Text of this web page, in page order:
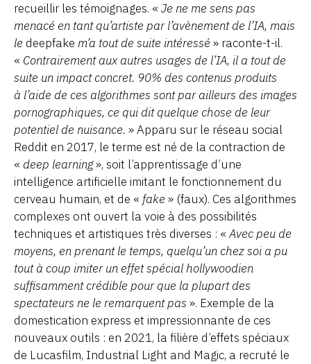
recueillir les témoignages. « Je ne me sens pas
menacé en tant qu’artiste par l’avènement de l’IA, mais
le deepfake m’a tout de suite intéressé » raconte-t-il.
« Contrairement aux autres usages de l’IA, il a tout de
suite un impact concret. 90% des contenus produits
à l’aide de ces algorithmes sont par ailleurs des images
pornographiques, ce qui dit quelque chose de leur
potentiel de nuisance. » Apparu sur le réseau social
Reddit en 2017, le terme est né de la contraction de
« deep learning», soit l’apprentissage d’une
intelligence artificielle imitant le fonctionnement du
cerveau humain, et de « fake » (faux). Ces algorithmes
complexes ont ouvert la voie à des possibilités
techniques et artistiques très diverses : «Avec peu de
moyens, en prenant le temps, quelqu’un chez soi a pu
tout à coup imiter un effet spécial hollywoodien
suffisamment crédible pour que la plupart des
spectateurs ne le remarquent pas ». Exemple de la
domestication express et impressionnante de ces
nouveaux outils : en 2021, la filière d’effets spéciaux
de Lucasfilm, Industrial Light and Magic, a recruté le